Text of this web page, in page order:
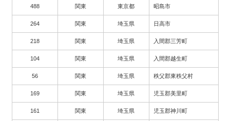
488 関東 東京都 昭島市
264 関東 埼玉県 日高市
218 関東 埼玉県 入間郡三芳町
104 関東 埼玉県 入間郡越生町
56 関東 埼玉県 秩父郡東秩父村
169 関東 埼玉県 児玉郡美里町
161 関東 埼玉県 児玉郡神川町